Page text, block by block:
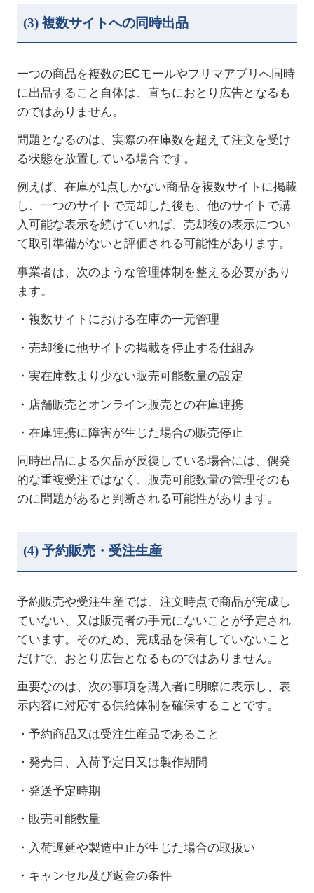
(3) 複数サイトへの同時出品
一つの商品を複数のECモールやフリマアプリへ同時
に出品すること自体は、直ちにおとり広告となるも
のではありません。
問題となるのは、実際の在庫数を超えて注文を受け
る状態を放置している場合です。
例えば、在庫が1点しかない商品を複数サイトに掲載
し、一つのサイトで売却した後も、他のサイトで購
入可能な表示を続けていれば、売却後の表示につい
て取引準備がないと評価される可能性があります。
事業者は、次のような管理体制を整える必要があり
ます。
・複数サイトにおける在庫の一元管理
・売却後に他サイトの掲載を停止する仕組み
・実在庫数より少ない販売可能数量の設定
・店舗販売とオンライン販売との在庫連携
・在庫連携に障害が生じた場合の販売停止
同時出品による欠品が反復している場合には、偶発
的な重複受注ではなく、販売可能数量の管理そのも
のに問題があると判断される可能性があります。
(4) 予約販売・受注生産
予約販売や受注生産では、注文時点で商品が完成し
ていない、又は販売者の手元にないことが予定され
ています。そのため、完成品を保有していないこと
だけで、おとり広告となるものではありません。
重要なのは、次の事項を購入者に明瞭に表示し、表
示内容に対応する供給体制を確保することです。
・予約商品又は受注生産品であること
・発売日、入荷予定日又は製作期間
・発送予定時期
・販売可能数量
・入荷遅延や製造中止が生じた場合の取扱い
・キャンセル及び返金の条件